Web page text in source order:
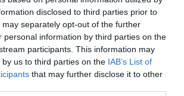
disclosed to third parties prior to
separately opt-out of the further
personal information by third parties on the
participants. This information may
us to third parties on the IAB’s List of
that may further disclose it to other
δυο στίχους, ήχος και νόημα
με αποτέλεσμα το όλο
την εντύπωση ενός βαθέως λογικού
αποφασιστικές λήξεις
Blake. Ο Νάνος ακόμη χρησιμοποιεί
ομοηχία) ως αφορμή συνέχισης
άμεσο ρυθμικό αποτέλεσμα. Έχει